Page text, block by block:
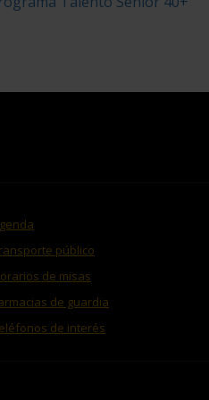
público
de misas
de guardia
de interés